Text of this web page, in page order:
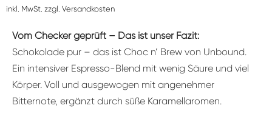
inkl. MwSt. zzgl. Versandkosten
Vom Checker geprüft – Das ist unser Fazit:
Schokolade pur – das ist Choc n’ Brew von Unbound.
Ein intensiver Espresso-Blend mit wenig Säure und viel
Körper. Voll und ausgewogen mit angenehmer
Bitternote, ergänzt durch süße Karamellaromen.